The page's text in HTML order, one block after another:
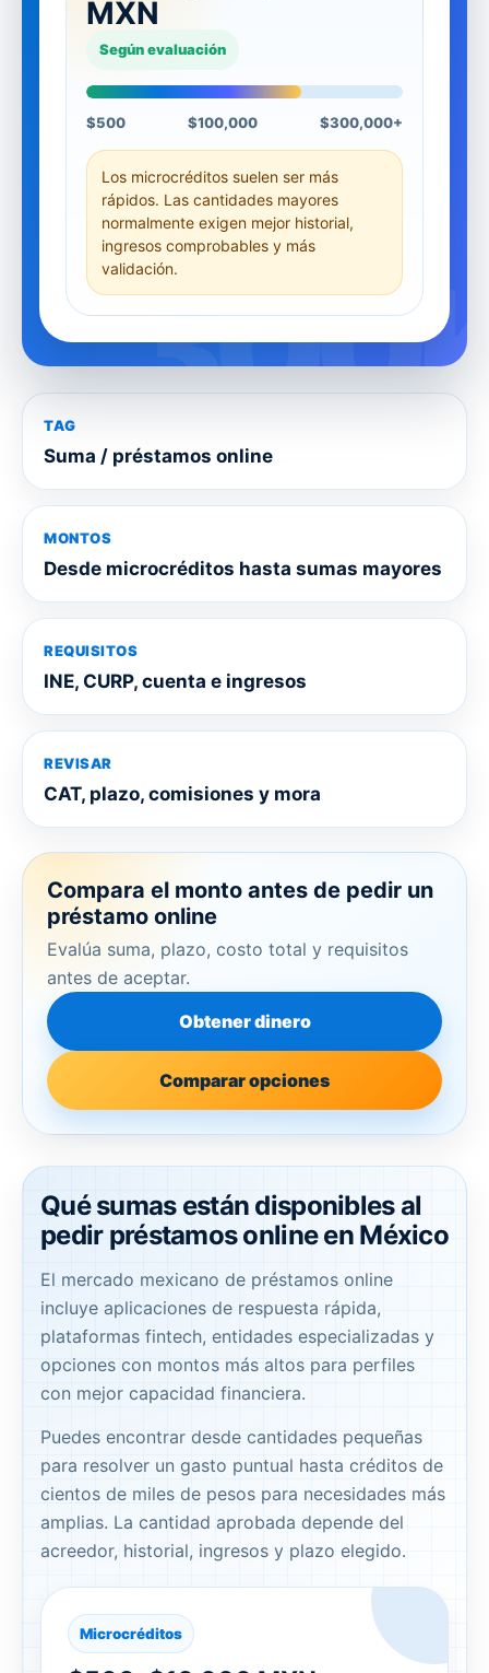
MXN
Según evaluación
$500 $100,000 $300,000+
Los microcréditos suelen ser más
rápidos. Las cantidades mayores
normalmente exigen mejor historial,
ingresos comprobables y más
validación.
TAG
Suma / préstamos online
MONTOS
Desde microcréditos hasta sumas mayores
REQUISITOS
INE, CURP, cuenta e ingresos
REVISAR
CAT, plazo, comisiones y mora
Compara el monto antes de pedir un
préstamo online
Evalúa suma, plazo, costo total y requisitos
antes de aceptar.
Obtener dinero
Comparar opciones
Qué sumas están disponibles al
pedir préstamos online en México
El mercado mexicano de préstamos online
incluye aplicaciones de respuesta rápida,
plataformas fintech, entidades especializadas y
opciones con montos más altos para perfiles
con mejor capacidad financiera.
Puedes encontrar desde cantidades pequeñas
para resolver un gasto puntual hasta créditos de
cientos de miles de pesos para necesidades más
amplias. La cantidad aprobada depende del
acreedor, historial, ingresos y plazo elegido.
Microcréditos